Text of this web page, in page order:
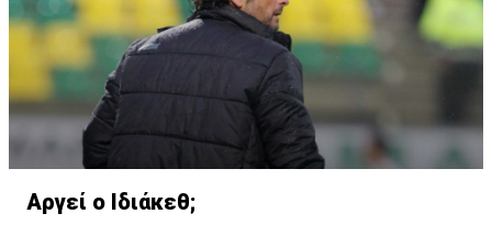
Αργεί ο Ιδιάκεθ;